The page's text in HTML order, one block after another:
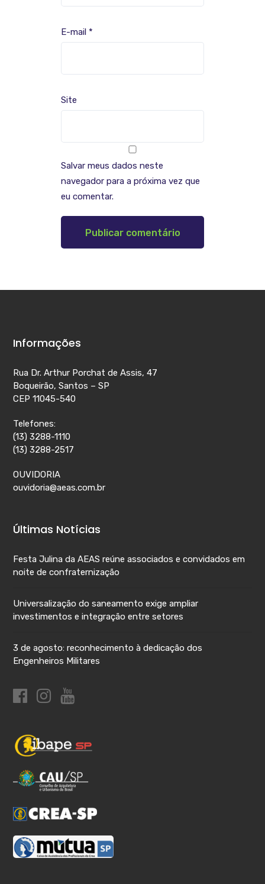
E-mail *
Site
Salvar meus dados neste
navegador para a próxima vez que
eu comentar.
Informações
Rua Dr. Arthur Porchat de Assis, 47
Boqueirão, Santos – SP
CEP 11045-540
Telefones:
(13) 3288-1110
(13) 3288-2517
OUVIDORIA
ouvidoria@aeas.com.br
Últimas Notícias
Festa Julina da AEAS reúne associados e convidados em
noite de confraternização
Universalização do saneamento exige ampliar
investimentos e integração entre setores
3 de agosto: reconhecimento à dedicação dos
Engenheiros Militares